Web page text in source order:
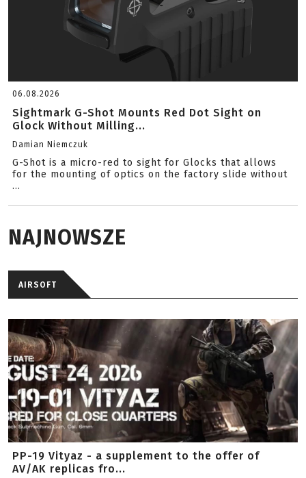
06.08.2026
Sightmark G-Shot Mounts Red Dot Sight on
Glock Without Milling...
Damian Niemczuk
G-Shot is a micro-red to sight for Glocks that allows
for the mounting of optics on the factory slide without
...
NAJNOWSZE
AIRSOFT
PP-19 Vityaz - a supplement to the offer of
AV/AK replicas fro...